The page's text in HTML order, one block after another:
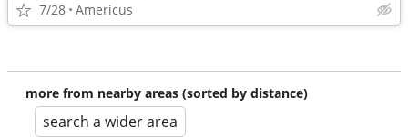
7/28 Americus
more from nearby areas (sorted by distance)
search a wider area